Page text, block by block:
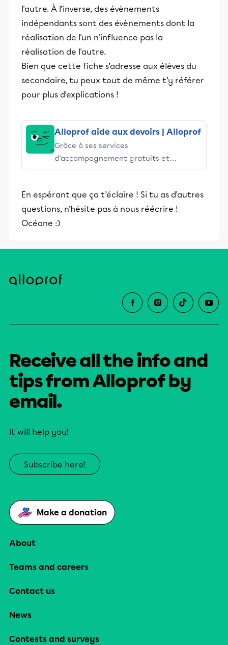
l'autre. À l’inverse, des évènements
indépendants sont des évènements dont la
réalisation de l'un n'influence pas la
réalisation de l'autre.
Bien que cette fiche s’adresse aux élèves du
secondaire, tu peux tout de même t’y référer
pour plus d’explications !
Alloprof aide aux devoirs | Alloprof
Grâce à ses services
d’accompagnement gratuits et
stimulants, Alloprof engage les élèves
éducative.
En espérant que ça t’éclaire ! Si tu as d’autres
questions, n’hésite pas à nous réécrire !
Océane :)
Receive all the info and
tips from Alloprof by
email.
It will help you!
Subscribe here!
Make a donation
About
Teams and careers
Contact us
News
Contests and surveys